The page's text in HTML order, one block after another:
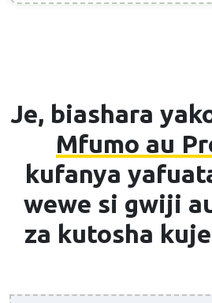
Je, biashara
Mfumo au
kufanya
wewe si gwiji
za kutosha